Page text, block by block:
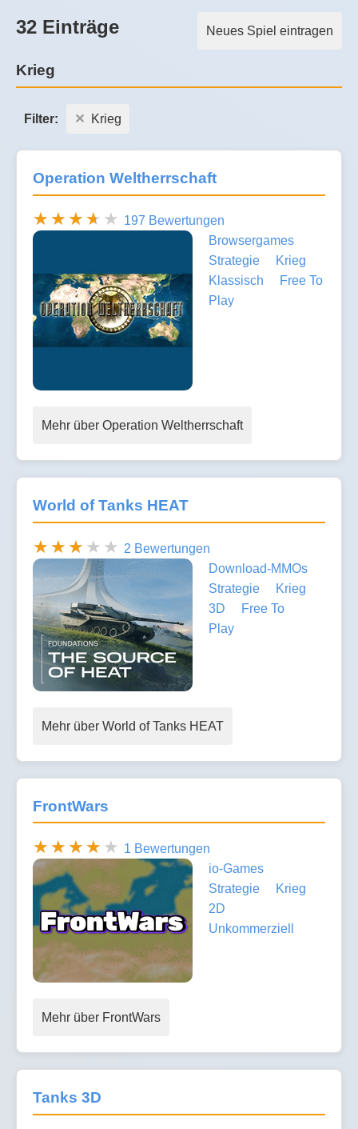
Neues Spiel eintragen
32 Einträge
Krieg
Filter: Krieg
Operation Weltherrschaft
197 Bewertungen
Browsergames
Strategie
Krieg
Klassisch
Free To
Play
Mehr über Operation Weltherrschaft
World of Tanks HEAT
2 Bewertungen
Download-MMOs
Strategie
Krieg
3D
Free To
Play
Mehr über World of Tanks HEAT
FrontWars
1 Bewertungen
io-Games
Strategie
Krieg
2D
Unkommerziell
Mehr über FrontWars
Tanks 3D